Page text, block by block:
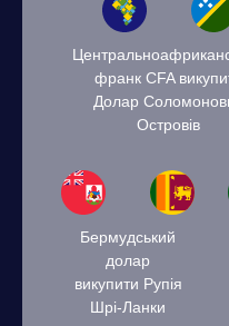
франк CFA
Долар
Островів
Бермудський
долар
викупити Рупія
Шрі-Ланки